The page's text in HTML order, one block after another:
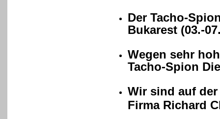
Der Tacho-
Bukarest (03.-
Wegen sehr
Tacho-Spion
Wir sind auf der
Firma Richard